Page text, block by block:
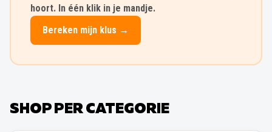
hoort. In één klik in je mandje.
Bereken mijn klus →
SHOP PER CATEGORIE